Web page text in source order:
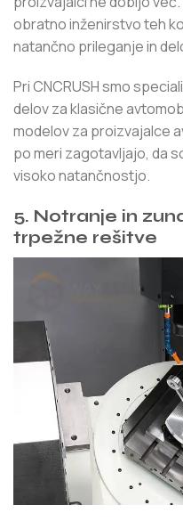
obratno inženirstvo teh
natančno prileganje in
Pri CNCRUSH smo
delov za klasične
modelov za proizvajalce
po meri zagotavljajo, da
visoko natančnostjo.
5. Notranje in
trpežne rešitve